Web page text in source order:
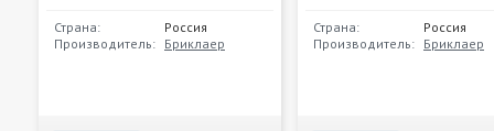
Страна:
Россия
Производитель: Бриклаер
Страна:
Россия
Производитель: Бриклаер